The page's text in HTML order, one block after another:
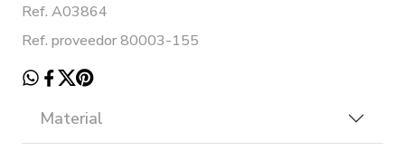
Ref. A03864
Ref. proveedor 80003-155
Material